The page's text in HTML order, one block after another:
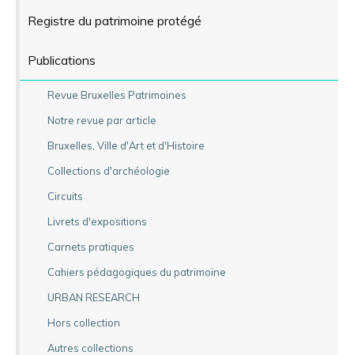
Registre du patrimoine protégé
Publications
Revue Bruxelles Patrimoines
Notre revue par article
Bruxelles, Ville d'Art et d'Histoire
Collections d'archéologie
Circuits
Livrets d'expositions
Carnets pratiques
Cahiers pédagogiques du patrimoine
URBAN RESEARCH
Hors collection
Autres collections